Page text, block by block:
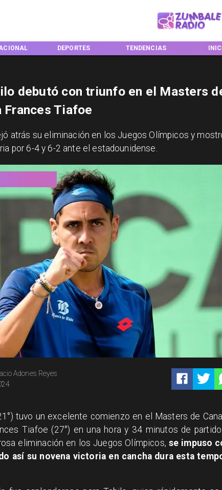
DEPORTES TENDENCIAS
Adones Reyes
debutó con triunfo en el Masters
Frances Tiafoe
atrás su eliminación en los Juegos Olímpicos y
por 6-4 y 6-2 ante el estadounidense.
tuvo un excelente comienzo en el Masters de
Tiafoe (27°) en una hora y 34 minutos de
eliminación en los Juegos Olímpicos, se impuso
así su novena victoria en cancha dura esta